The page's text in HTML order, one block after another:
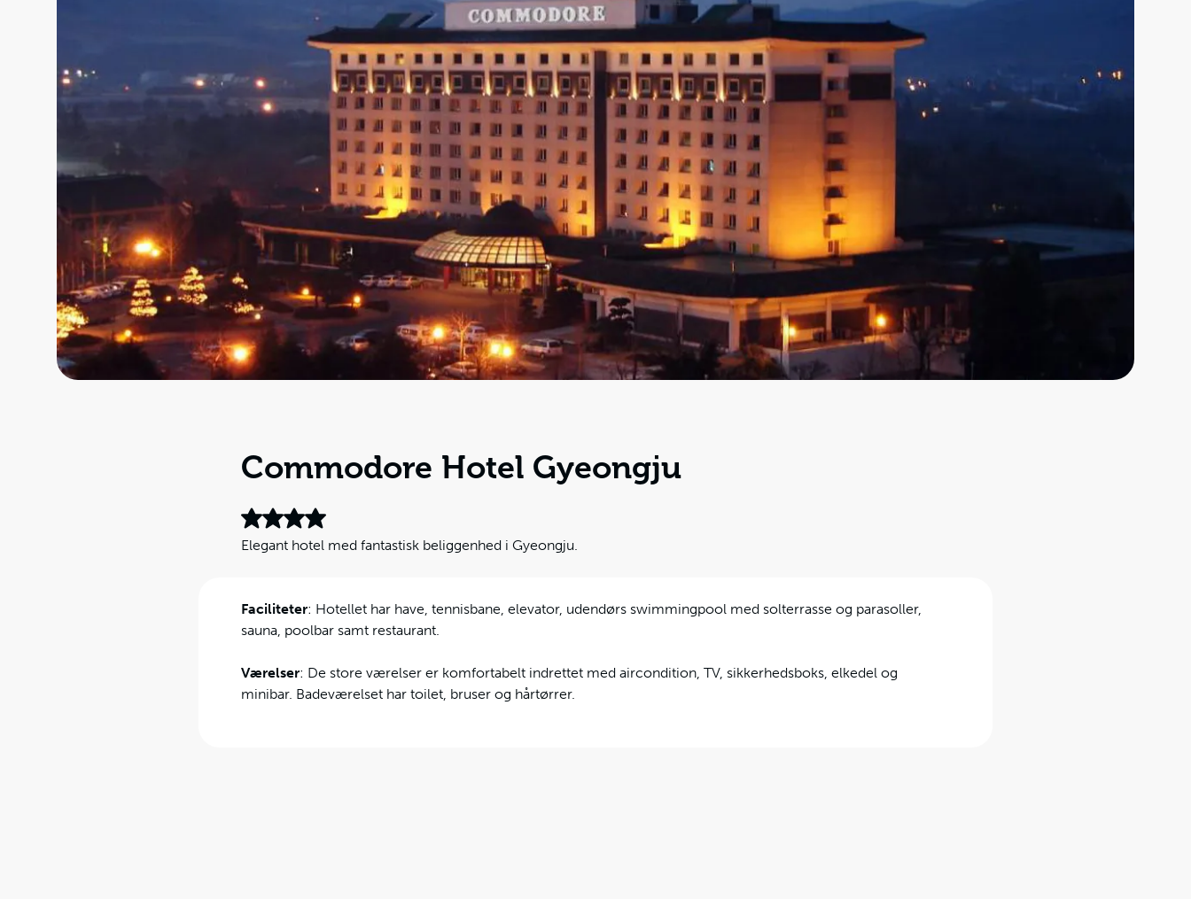
Commodore Hotel Gyeongju
Elegant hotel med fantastisk beliggenhed i Gyeongju.
Faciliteter: Hotellet har have, tennisbane, elevator, udendørs swimmingpool med solterrasse og parasoller,
sauna, poolbar samt restaurant.
Værelser: De store værelser er komfortabelt indrettet med aircondition, TV, sikkerhedsboks, elkedel og
minibar. Badeværelset har toilet, bruser og hårtørrer.